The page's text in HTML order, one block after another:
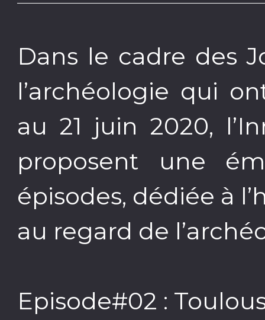
Dans le cadre des
l’archéologie qui
au 21 juin 2020,
proposent une
épisodes, dédiée à
au regard de
Episode#02 :